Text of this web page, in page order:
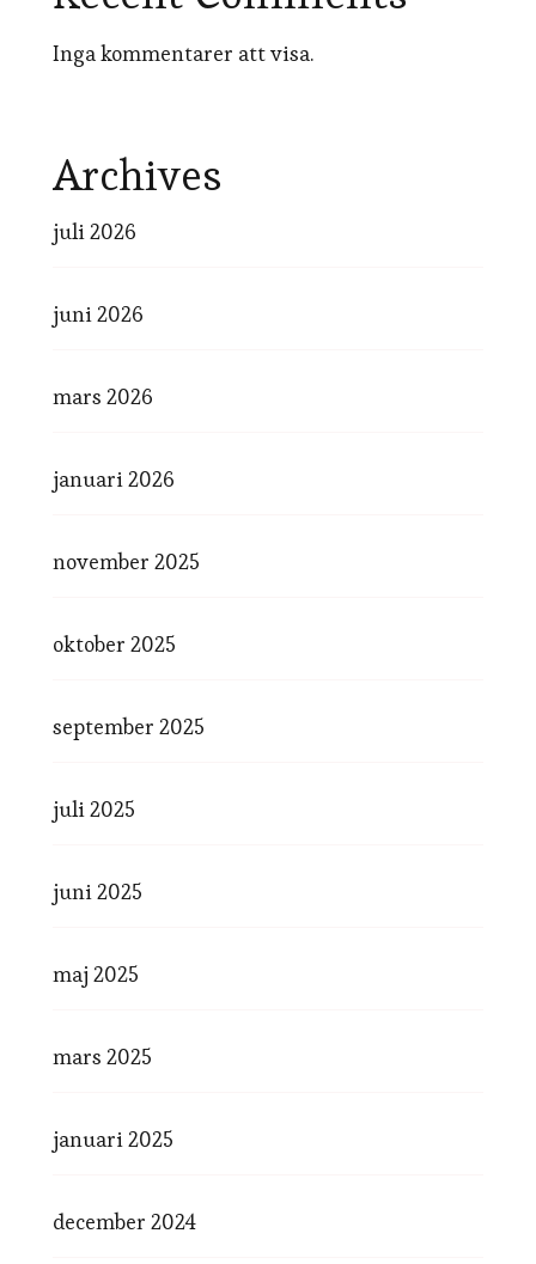
Inga kommentarer att visa.
Archives
juli 2026
juni 2026
mars 2026
januari 2026
november 2025
oktober 2025
september 2025
juli 2025
juni 2025
maj 2025
mars 2025
januari 2025
december 2024